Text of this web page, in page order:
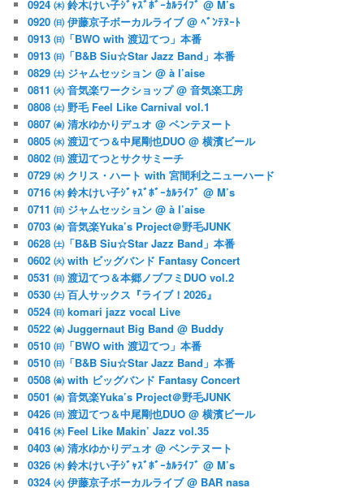
0924 ㈭ 鈴木けい子ｼﾞｬｽﾞﾎﾞｰｶﾙﾗｲﾌﾞ @ M’s
0920 ㈰ 伊藤京子ボーカルライブ @ ﾍﾞﾝﾃﾇｰﾄ
0913 ㈰「BWO with 渡辺てつ」本番
0913 ㈰「B&B Siu☆Star Jazz Band」本番
0829 ㈯ ジャムセッション @ à l’aise
0811 ㈫ 音気楽ワークショップ @ 音気楽工房
0808 ㈯ 野毛 Feel Like Carnival vol.1
0807 ㈮ 清水ゆかりデュオ @ ベンテヌート
0805 ㈬ 渡辺てつ＆中尾剛也DUO @ 横濱ビール
0802 ㈰ 渡辺てつとサクサミーチ
0729 ㈬ クリス・ハート with 宮間利之ニューハード
0716 ㈭ 鈴木けい子ｼﾞｬｽﾞﾎﾞｰｶﾙﾗｲﾌﾞ @ M’s
0711 ㈰ ジャムセッション @ à l’aise
0703 ㈮ 音気楽Yuka’s Project＠野毛JUNK
0628 ㈯「B&B Siu☆Star Jazz Band」本番
0602 ㈫ with ビッグバンド Fantasy Concert
0531 ㈰ 渡辺てつ＆本郷ノブフミDUO vol.2
0530 ㈯ 百人サックス『ライブ！2026』
0524 ㈰ komari jazz vocal Live
0522 ㈮ Juggernaut Big Band @ Buddy
0510 ㈰「BWO with 渡辺てつ」本番
0510 ㈰「B&B Siu☆Star Jazz Band」本番
0508 ㈮ with ビッグバンド Fantasy Concert
0501 ㈮ 音気楽Yuka’s Project＠野毛JUNK
0426 ㈰ 渡辺てつ＆中尾剛也DUO @ 横濱ビール
0416 ㈭ Feel Like Makin’ Jazz vol.35
0403 ㈮ 清水ゆかりデュオ @ ベンテヌート
0326 ㈭ 鈴木けい子ｼﾞｬｽﾞﾎﾞｰｶﾙﾗｲﾌﾞ @ M’s
0324 ㈫ 伊藤京子ボーカルライブ @ BAR nasa